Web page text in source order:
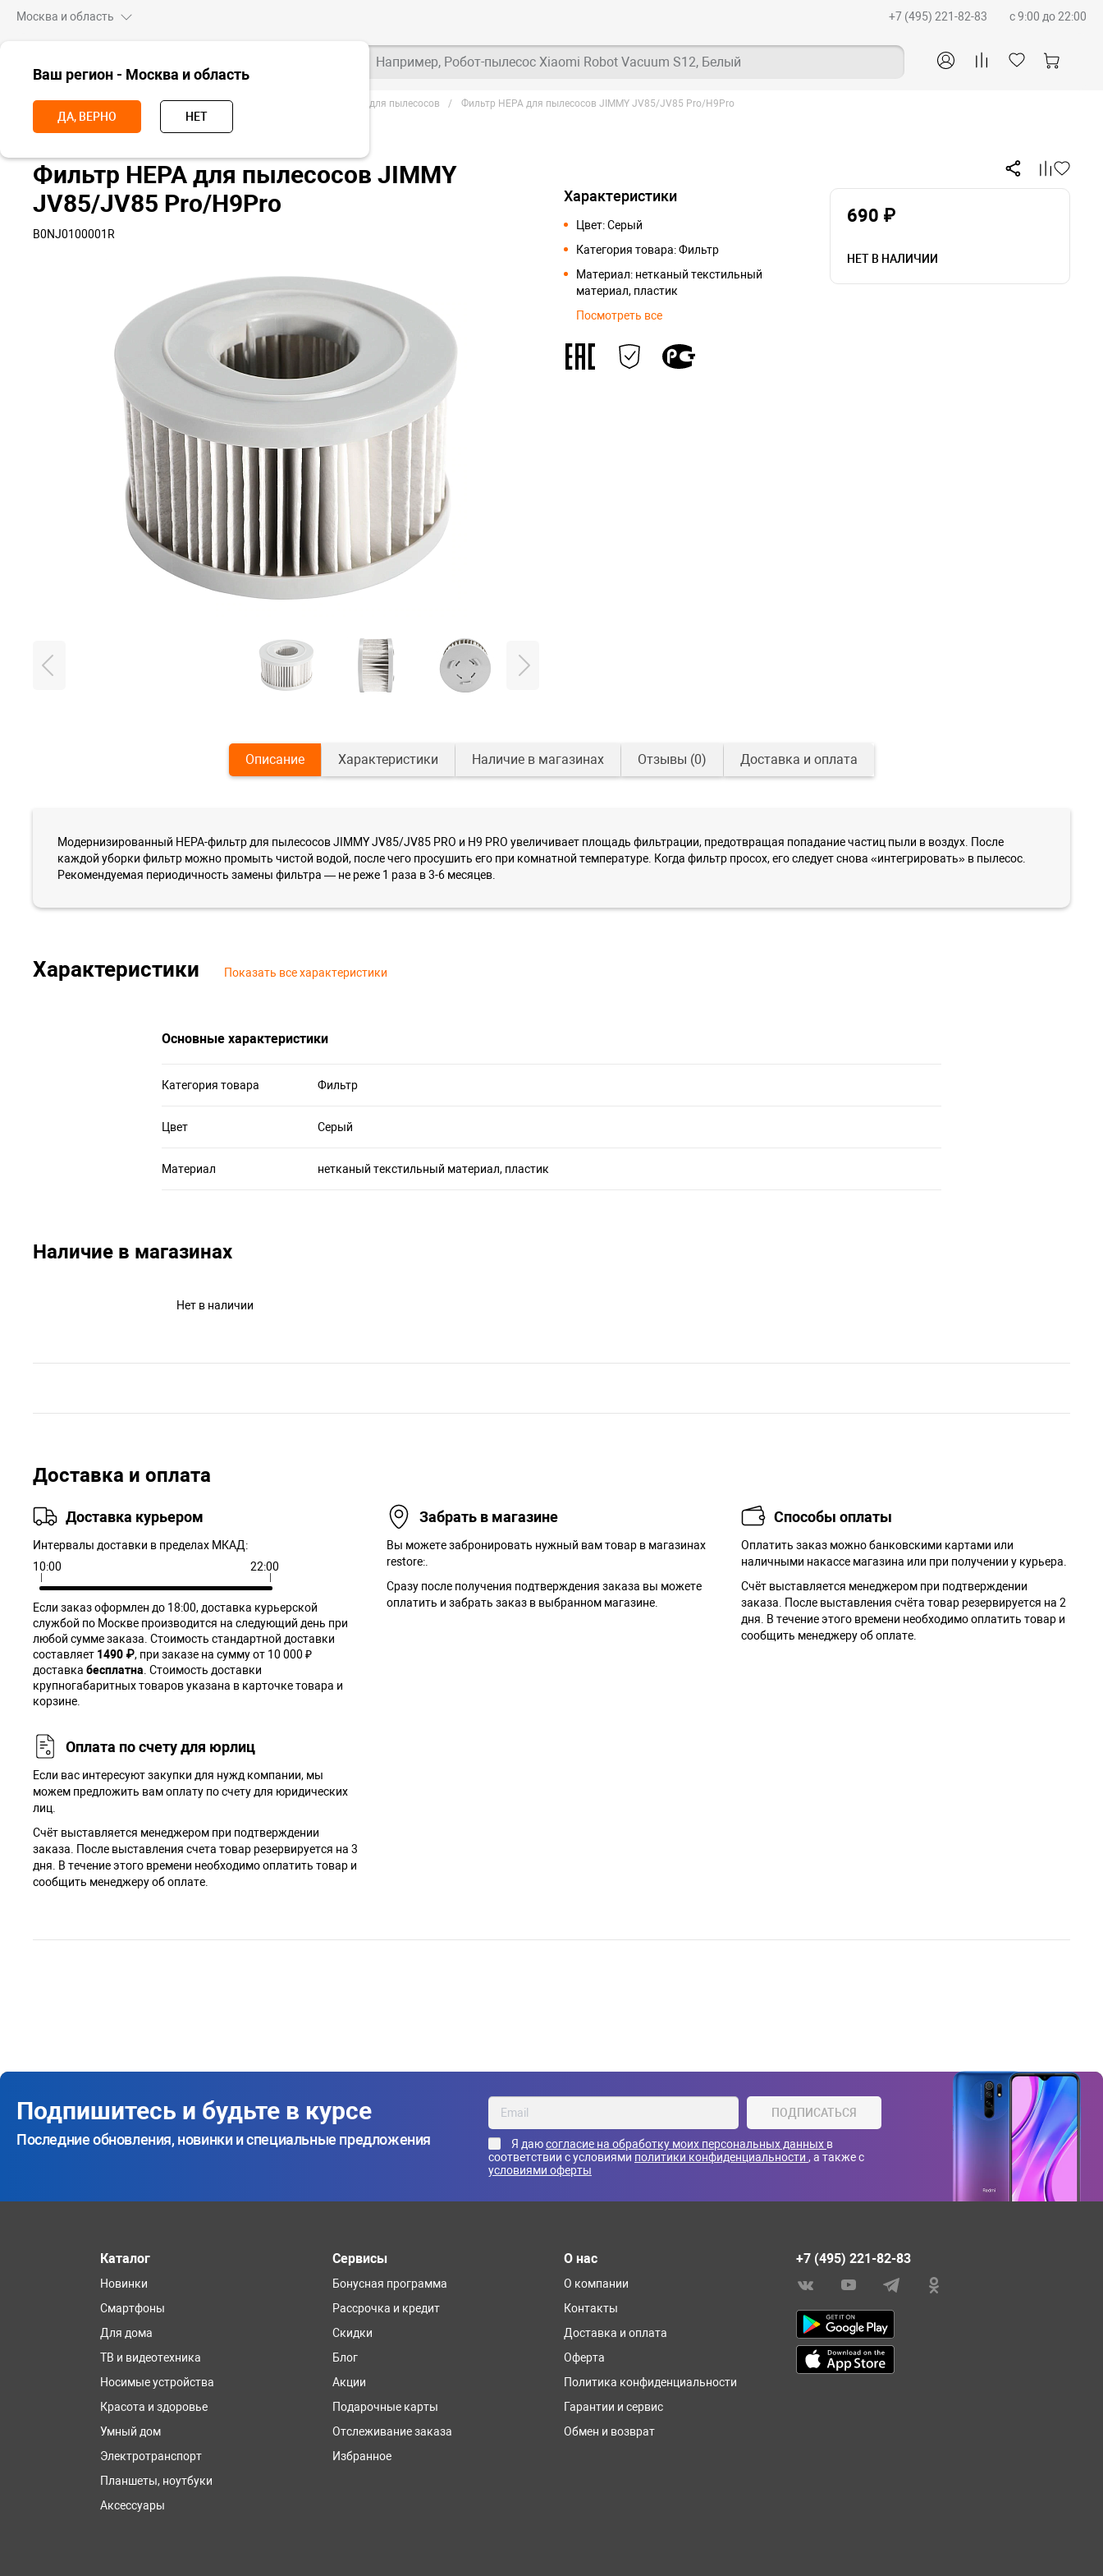
Москва и область
Ваш регион - Москва и область
ДА, ВЕРНО НЕТ
+7 (495) 221-82-83 c 9:00 до 22:00
Например, Робот-пылесос Xiaomi Robot Vacuum S12, Белый
Главная Аксессуары Комплектующие для техники Аксессуары для пылесосов Фильтр HEPA для пылесосов JIMMY JV85/JV85 Pro/H9Pro
Фильтр HEPA для пылесосов JIMMY
JV85/JV85 Pro/H9Pro
B0NJ0100001R
Характеристики
Цвет: Серый
Категория товара: Фильтр
Материал: нетканый текстильный
материал, пластик
Посмотреть все
690 ₽
НЕТ В НАЛИЧИИ
Описание Характеристики Наличие в магазинах Отзывы (0) Доставка и оплата
Модернизированный HEPA-фильтр для пылесосов JIMMY JV85/JV85 PRO и H9 PRO увеличивает площадь фильтрации, предотвращая попадание частиц пыли в воздух. После
каждой уборки фильтр можно промыть чистой водой, после чего просушить его при комнатной температуре. Когда фильтр просох, его следует снова «интегрировать» в пылесос.
Рекомендуемая периодичность замены фильтра — не реже 1 раза в 3-6 месяцев.
Характеристики Показать все характеристики
Основные характеристики
Категория товара Фильтр
Цвет Серый
Материал нетканый текстильный материал, пластик
Наличие в магазинах
Нет в наличии
Доставка и оплата
Доставка курьером
Интервалы доставки в пределах МКАД:
10:00
22:00
Если заказ оформлен до 18:00, доставка курьерской
службой по Москве производится на следующий день при
любой сумме заказа. Cтоимость стандартной доставки
составляет 1490 ₽, при заказе на сумму от 10 000 ₽
доставка бесплатна . Стоимость доставки
крупногабаритных товаров указана в карточке товара и
корзине.
Забрать в магазине
Вы можете забронировать нужный вам товар в магазинах
restore:.
Сразу после получения подтверждения заказа вы можете
оплатить и забрать заказ в выбранном магазине.
Способы оплаты
Оплатить заказ можно банковскими картами или
наличными накассе магазина или при получении у курьера.
Cчёт выставляется менеджером при подтверждении
заказа. После выставления счёта товар резервируется на 2
дня. В течение этого времени необходимо оплатить товар и
сообщить менеджеру об оплате.
Оплата по счету для юрлиц
Если вас интересуют закупки для нужд компании, мы
можем предложить вам оплату по счету для юридических
лиц.
Счёт выставляется менеджером при подтверждении
заказа. После выставления счета товар резервируется на 3
дня. В течение этого времени необходимо оплатить товар и
сообщить менеджеру об оплате.
Подпишитесь и будьте в курсе
Последние обновления, новинки и специальные предложения
ПОДПИСАТЬСЯ
Я даюсогласие на обработку моих персональных данных в
соответствии с условиями политики конфиденциальности , а также с
условиями оферты
Каталог
Новинки
Смартфоны
Для дома
ТВ и видеотехника
Носимые устройства
Красота и здоровье
Умный дом
Электротранспорт
Планшеты, ноутбуки
Аксессуары
Сервисы
Бонусная программа
Рассрочка и кредит
Скидки
Блог
Акции
Подарочные карты
Отслеживание заказа
Избранное
О нас
О компании
Контакты
Доставка и оплата
Оферта
Политика конфиденциальности
Гарантии и сервис
Обмен и возврат
+7 (495) 221-82-83